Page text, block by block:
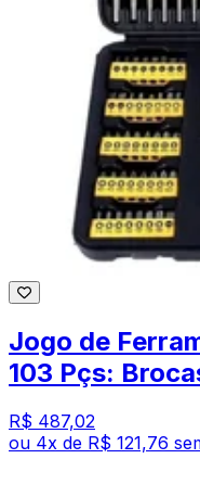
Jogo de
103 Pçs:
R$ 487,02
ou 4x de R$ 121,76